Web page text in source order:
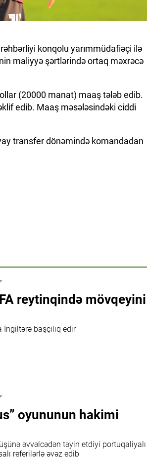
konqolu yarımmüdafiəçi ilə
maliyyə şərtlərində ortaq məxrəcə
(20000 manat) maaş tələb edib.
edib. Maaş məsələsindəki ciddi
transfer dönəmində komandadan
reytinqində mövqeyini
başçılıq edir
oyununun hakimi
əvvəlcədən təyin etdiyi portuqaliyalı
referilərlə əvəz edib